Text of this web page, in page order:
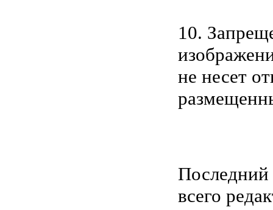
10.
не несет
Последний
всего